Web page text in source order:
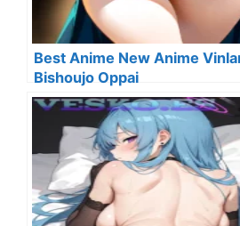
Best Anime New Anime
Bishoujo Oppai